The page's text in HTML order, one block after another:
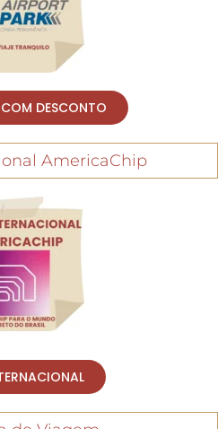
DESCONTO
AmericaChip